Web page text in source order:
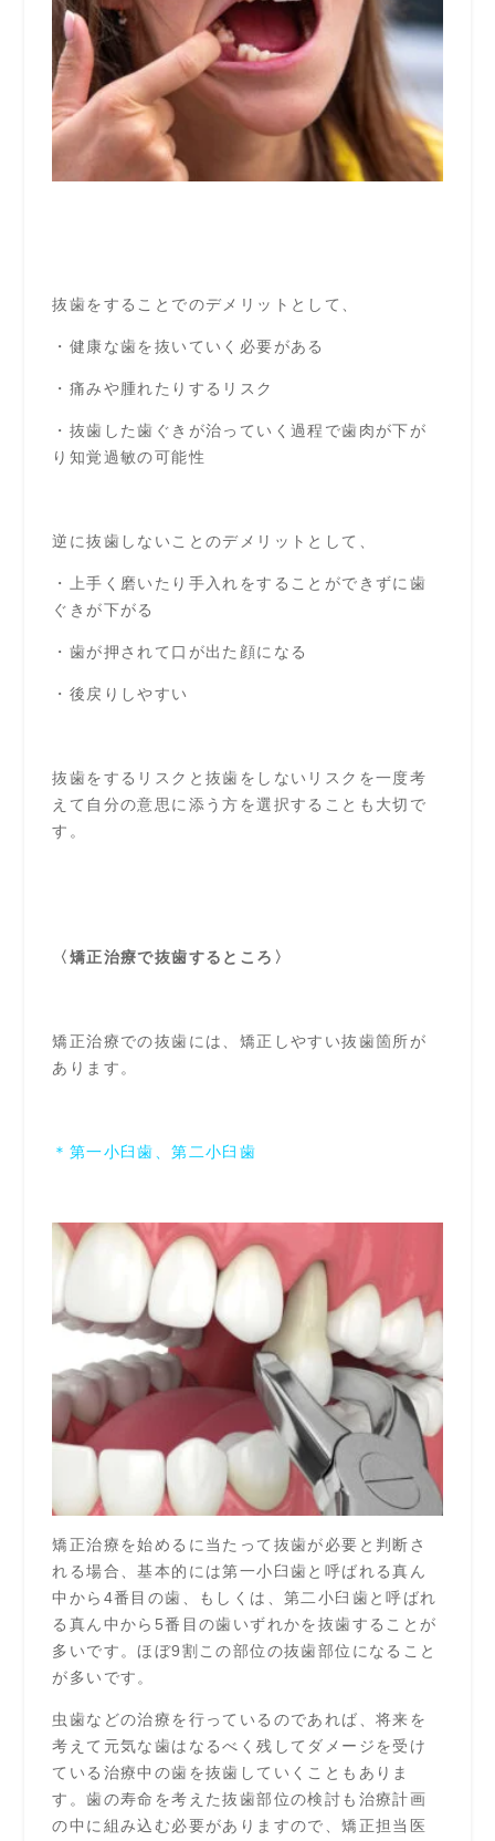
抜歯をすることでのデメリットとして、
・健康な歯を抜いていく必要がある
・痛みや腫れたりするリスク
・抜歯した歯ぐきが治っていく過程で歯肉が下が
り知覚過敏の可能性
逆に抜歯しないことのデメリットとして、
・上手く磨いたり手入れをすることができずに歯
ぐきが下がる
・歯が押されて口が出た顔になる
・後戻りしやすい
抜歯をするリスクと抜歯をしないリスクを一度考
えて自分の意思に添う方を選択することも大切で
す。
〈矯正治療で抜歯するところ〉
矯正治療での抜歯には、矯正しやすい抜歯箇所が
あります。
＊第一小臼歯、第二小臼歯
矯正治療を始めるに当たって抜歯が必要と判断さ
れる場合、基本的には第一小臼歯と呼ばれる真ん
中から4番目の歯、もしくは、第二小臼歯と呼ばれ
る真ん中から5番目の歯いずれかを抜歯することが
多いです。ほぼ9割この部位の抜歯部位になること
が多いです。
虫歯などの治療を行っているのであれば、将来を
考えて元気な歯はなるべく残してダメージを受け
ている治療中の歯を抜歯していくこともありま
す。歯の寿命を考えた抜歯部位の検討も治療計画
の中に組み込む必要がありますので、矯正担当医